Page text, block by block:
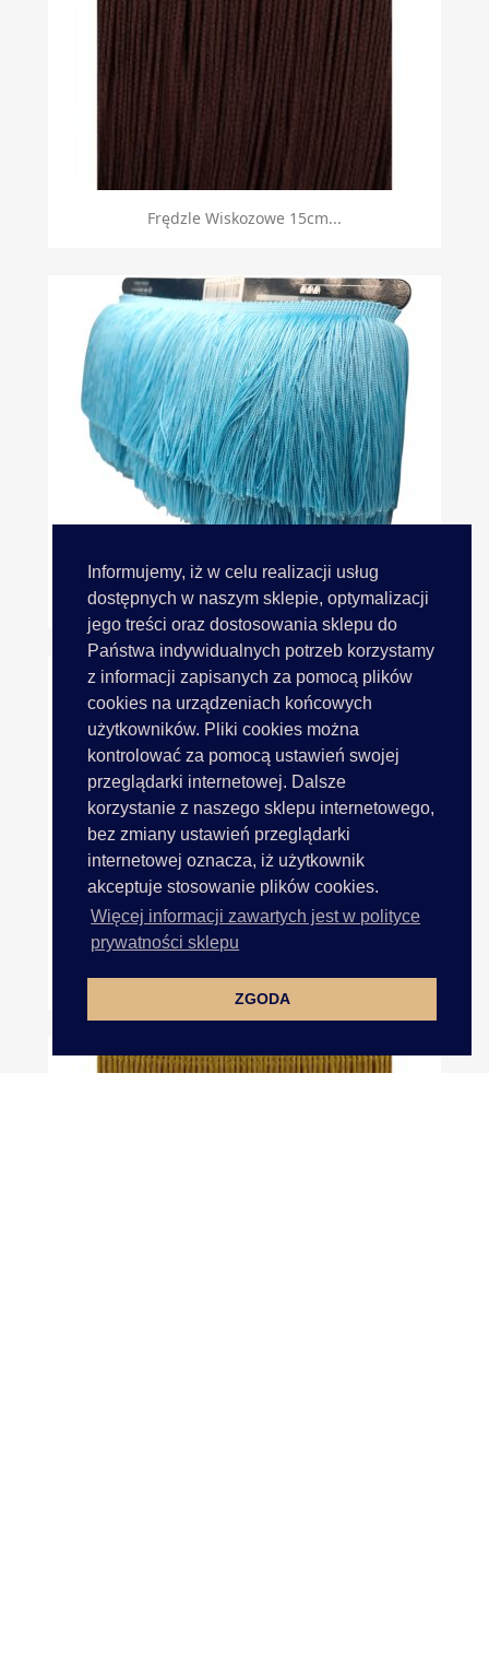
Informujemy, iż w celu realizacji usług
dostępnych w naszym sklepie, optymalizacji
jego treści oraz dostosowania sklepu do
Państwa indywidualnych potrzeb korzystamy
z informacji zapisanych za pomocą plików
cookies na urządzeniach końcowych
użytkowników. Pliki cookies można
kontrolować za pomocą ustawień swojej
przeglądarki internetowej. Dalsze
korzystanie z naszego sklepu internetowego,
bez zmiany ustawień przeglądarki
internetowej oznacza, iż użytkownik
akceptuje stosowanie plików cookies.
Więcej informacji zawartych jest w polityce
prywatności sklepu
ZGODA
Frędzle Wiskozowe 15cm...
Frędzle 15cm 219 SKY BLUE...
Frędzle 15cm 292 MORSKI...